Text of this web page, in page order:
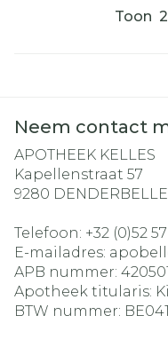
Toon
Neem contact
APOTHEEK KELLES
Kapellenstraat 57
9280 DENDERBELLE
Telefoon: +32 (0)52
E-mailadres:
APB nummer:
Apotheek titularis:
BTW nummer: